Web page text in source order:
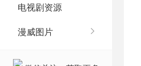
电视剧资源
漫威图片